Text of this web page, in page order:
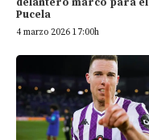
Pucela
4 marzo 2026 17:00h